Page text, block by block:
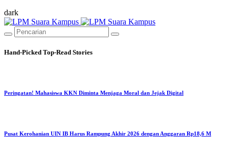
dark
Hand-Picked Top-Read Stories
Peringatan! Mahasiswa KKN Diminta Menjaga Moral dan Jejak Digital
Pusat Kerohanian UIN IB Harus Rampung Akhir 2026 dengan Anggaran Rp18,6 M